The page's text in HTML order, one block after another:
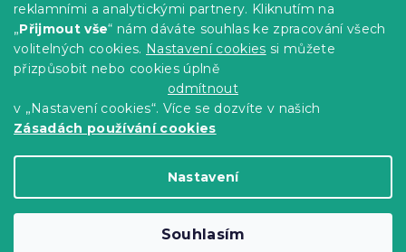
reklamními a analytickými partnery. Kliknutím na
„Přijmout vše“ nám dáváte souhlas ke zpracování všech
volitelných cookies. Nastavení cookies si můžete
přizpůsobit nebo cookies úplně
odmítnout
v „Nastavení cookies“. Více se dozvíte v našich
Zásadách používání cookies
Nastavení
Souhlasím
Návody
Tabulky velikostí
Blog
Copyright 2026Výprodej povlečení. Všechna
práva vyhrazena.Upravit nastavení cookies